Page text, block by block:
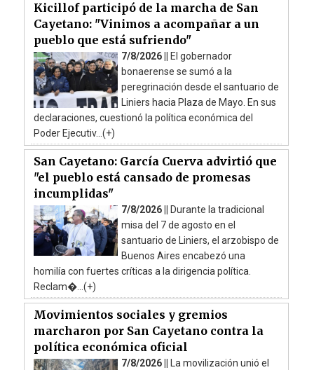
Kicillof participó de la marcha de San
Cayetano: "Vinimos a acompañar a un
pueblo que está sufriendo"
7/8/2026 ||
El gobernador
bonaerense se sumó a la
peregrinación desde el santuario de
Liniers hacia Plaza de Mayo. En sus
declaraciones, cuestionó la política económica del
Poder Ejecutiv...(+)
San Cayetano: García Cuerva advirtió que
"el pueblo está cansado de promesas
incumplidas"
7/8/2026 ||
Durante la tradicional
misa del 7 de agosto en el
santuario de Liniers, el arzobispo de
Buenos Aires encabezó una
homilía con fuertes críticas a la dirigencia política.
Reclam�...(+)
Movimientos sociales y gremios
marcharon por San Cayetano contra la
política económica oficial
7/8/2026 || La movilización unió el